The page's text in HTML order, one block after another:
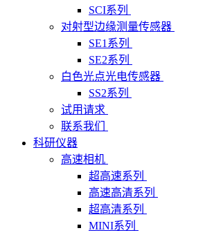
SCI系列
对射型边缘测量传感器
SE1系列
SE2系列
白色光点光电传感器
SS2系列
试用请求
联系我们
科研仪器
高速相机
超高速系列
高速高清系列
超高清系列
MINI系列